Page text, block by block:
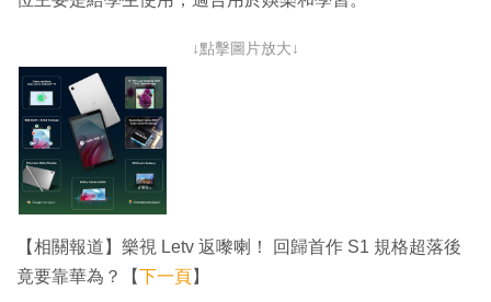
↓點擊圖片放大↓
【相關報道】樂視 Letv 返嚟喇！ 回歸首作 S1 規格超落後
竟要靠華為？【下一頁】